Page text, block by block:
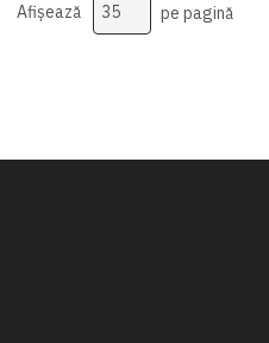
Afișează pe pagină